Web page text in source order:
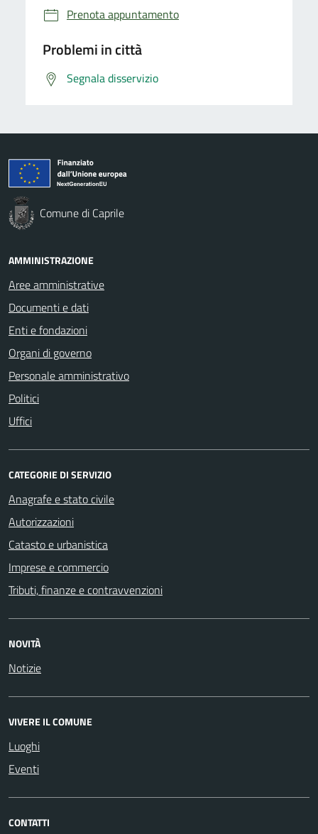
Prenota appuntamento
Problemi in città
Segnala disservizio
Comune di Caprile
AMMINISTRAZIONE
Aree amministrative
Documenti e dati
Enti e fondazioni
Organi di governo
Personale amministrativo
Politici
Uffici
CATEGORIE DI SERVIZIO
Anagrafe e stato civile
Autorizzazioni
Catasto e urbanistica
Imprese e commercio
Tributi, finanze e contravvenzioni
NOVITÀ
Notizie
VIVERE IL COMUNE
Luoghi
Eventi
CONTATTI